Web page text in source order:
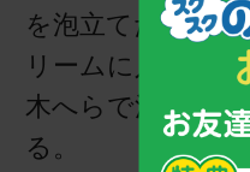
を泡立てた生ク
リームに入れて
木へらで混ぜ
る。